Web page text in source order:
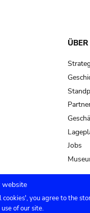
Jobs
Kontakt
website
you agree to the
of our site.